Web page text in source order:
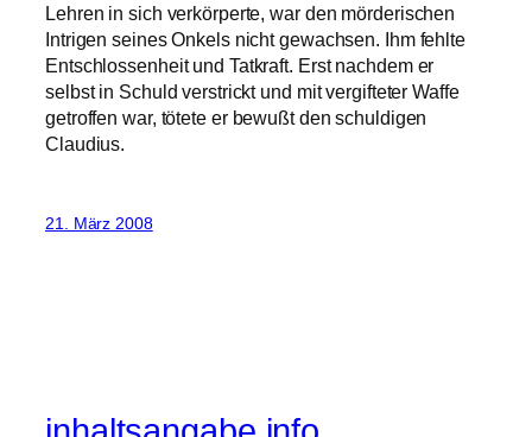
Lehren in sich verkörperte, war den mörderischen
Intrigen seines Onkels nicht gewachsen. Ihm fehlte
Entschlossenheit und Tatkraft. Erst nachdem er
selbst in Schuld verstrickt und mit vergifteter Waffe
getroffen war, tötete er bewußt den schuldigen
Claudius.
21. März 2008